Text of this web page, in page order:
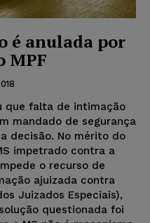
é anulada por
MPF
que falta de intimação
mandado de segurança
decisão. No mérito do
impetrado contra a
o recurso de
ajuizada contra
Juizados Especiais),
questionada foi